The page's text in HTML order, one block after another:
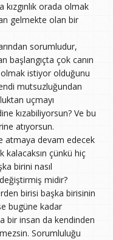
orada olmak
gelmekte olan bir
sorumludur,
başlangıçta çok canın
istiyor olduğunu
mutsuzluğundan
uçmayı
kızabiliyorsun? Ve bu
atıyorsun.
atmaya devam edecek
çünkü hiç
birini nasıl
midir?
birisi başka birisinin
bugüne kadar
bir insan da kendinden
Sorumluluğu